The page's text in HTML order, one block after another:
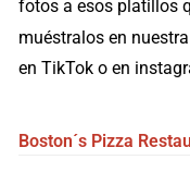
fotos a esos platillos
muéstralos en
en TikTok o en
Boston´s Pizza